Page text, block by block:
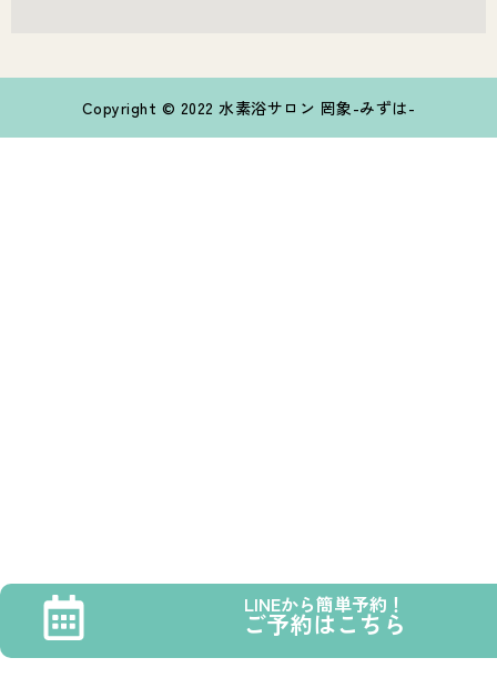
LINEから簡単予約！
ご予約はこちら
Copyright © 2022 水素浴サロン 罔象-みずは-